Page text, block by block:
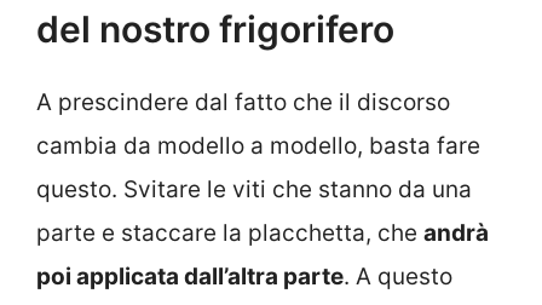
del nostro frigorifero
A prescindere dal fatto che il discorso
cambia da modello a modello, basta fare
questo. Svitare le viti che stanno da una
parte e staccare la placchetta, che andrà
poi applicata dall’altra parte. A questo